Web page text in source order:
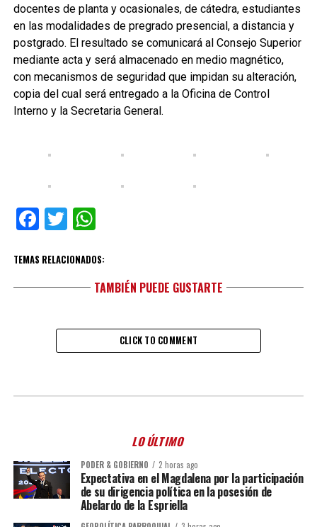
docentes de planta y ocasionales, de cátedra, estudiantes
en las modalidades de pregrado presencial, a distancia y
postgrado. El resultado se comunicará al Consejo Superior
mediante acta y será almacenado en medio magnético,
con mecanismos de seguridad que impidan su alteración,
copia del cual será entregado a la Oficina de Control
Interno y la Secretaria General.
Facebook
TwitterWhatsApp
TEMAS RELACIONADOS:
TAMBIÉN PUEDE GUSTARTE
CLICK TO COMMENT
LO ÚLTIMO
PODER & GOBIERNO 2 horas ago
Expectativa en el Magdalena por la participación
de su dirigencia política en la posesión de
Abelardo de la Espriella